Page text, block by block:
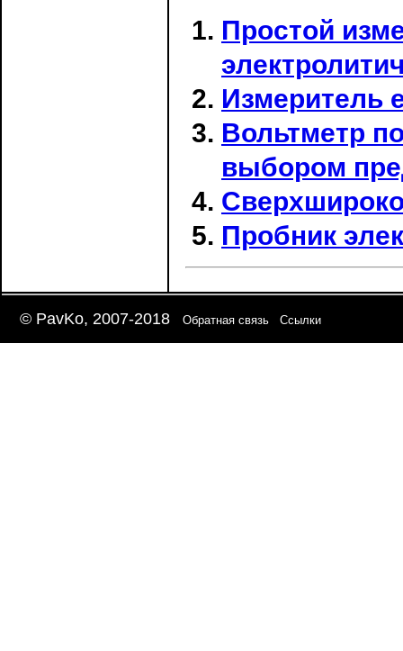
Простой
Измеритель
Вольтметр
выбором
Пробник
© PavKo, 2007-2018 Обратная связь Ссылки